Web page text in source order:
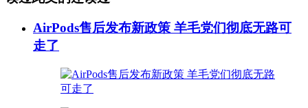
AirPods售后发布新政策 羊毛党们彻底无路可
走了